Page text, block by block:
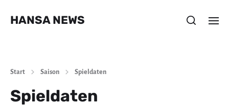
HANSA NEWS
Start Saison Spieldaten
Spieldaten